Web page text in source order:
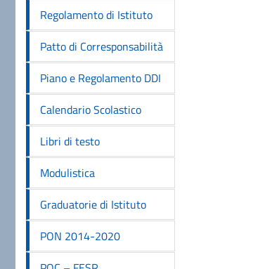
Regolamento di Istituto
Patto di Corresponsabilità
Piano e Regolamento DDI
Calendario Scolastico
Libri di testo
Modulistica
Graduatorie di Istituto
PON 2014-2020